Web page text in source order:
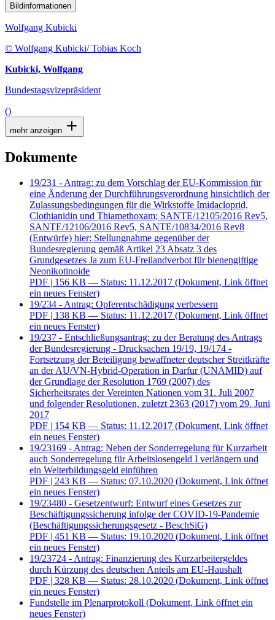
Bildinformationen
Wolfgang Kubicki
© Wolfgang Kubicki/ Tobias Koch
Kubicki, Wolfgang
Bundestagsvizepräsident
()
mehr anzeigen
Dokumente
19/231 - Antrag: zu dem Vorschlag der EU-Kommission für
eine Änderung der Durchführungsverordnung hinsichtlich der
Zulassungsbedingungen für die Wirkstoffe Imidacloprid,
Clothianidin und Thiamethoxam; SANTE/12105/2016 Rev5,
SANTE/12106/2016 Rev5, SANTE/10834/2016 Rev8
(Entwürfe) hier: Stellungnahme gegenüber der
Bundesregierung gemäß Artikel 23 Absatz 3 des
Grundgesetzes Ja zum EU-Freilandverbot für bienengiftige
Neonikotinoide
PDF | 156 KB — Status: 11.12.2017 (Dokument, Link öffnet
ein neues Fenster)
19/234 - Antrag: Opferentschädigung verbessern
PDF | 138 KB — Status: 11.12.2017 (Dokument, Link öffnet
ein neues Fenster)
19/237 - Entschließungsantrag: zu der Beratung des Antrags
der Bundesregierung - Drucksachen 19/19, 19/174 -
Fortsetzung der Beteiligung bewaffneter deutscher Streitkräfte
an der AU/VN-Hybrid-Operation in Darfur (UNAMID) auf
der Grundlage der Resolution 1769 (2007) des
Sicherheitsrates der Vereinten Nationen vom 31. Juli 2007
und folgender Resolutionen, zuletzt 2363 (2017) vom 29. Juni
2017
PDF | 154 KB — Status: 11.12.2017 (Dokument, Link öffnet
ein neues Fenster)
19/23169 - Antrag: Neben der Sonderregelung für Kurzarbeit
auch Sonderregelung für Arbeitslosengeld I verlängern und
ein Weiterbildungsgeld einführen
PDF | 243 KB — Status: 07.10.2020 (Dokument, Link öffnet
ein neues Fenster)
19/23480 - Gesetzentwurf: Entwurf eines Gesetzes zur
Beschäftigungssicherung infolge der COVID-19-Pandemie
(Beschäftigungssicherungsgesetz - BeschSiG)
PDF | 451 KB — Status: 19.10.2020 (Dokument, Link öffnet
ein neues Fenster)
19/23724 - Antrag: Finanzierung des Kurzarbeitergeldes
durch Kürzung des deutschen Anteils am EU-Haushalt
PDF | 328 KB — Status: 28.10.2020 (Dokument, Link öffnet
ein neues Fenster)
Fundstelle im Plenarprotokoll (Dokument, Link öffnet ein
neues Fenster)